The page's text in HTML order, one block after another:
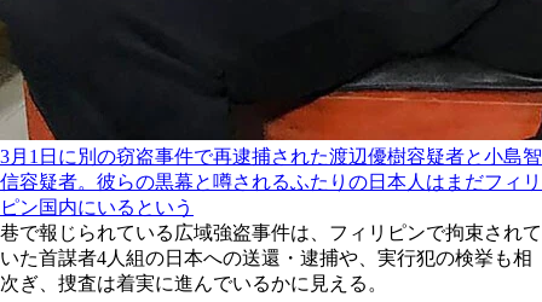
3月1日に別の窃盗事件で再逮捕された渡辺優樹容疑者と小島智
信容疑者。彼らの黒幕と噂されるふたりの日本人はまだフィリ
ピン国内にいるという
巷で報じられている広域強盗事件は、フィリピンで拘束されて
いた首謀者4人組の日本への送還・逮捕や、実行犯の検挙も相
次ぎ、捜査は着実に進んでいるかに見える。